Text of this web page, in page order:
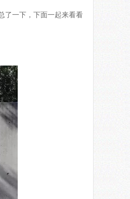
了一下，下面一起来看看